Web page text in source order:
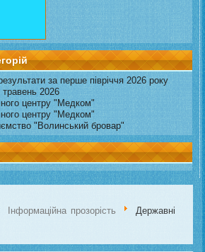
за перше півріччя 2026 року
2026
центру "Медком"
центру "Медком"
"Волинський бровар"
Інформаційна прозорість
Державні